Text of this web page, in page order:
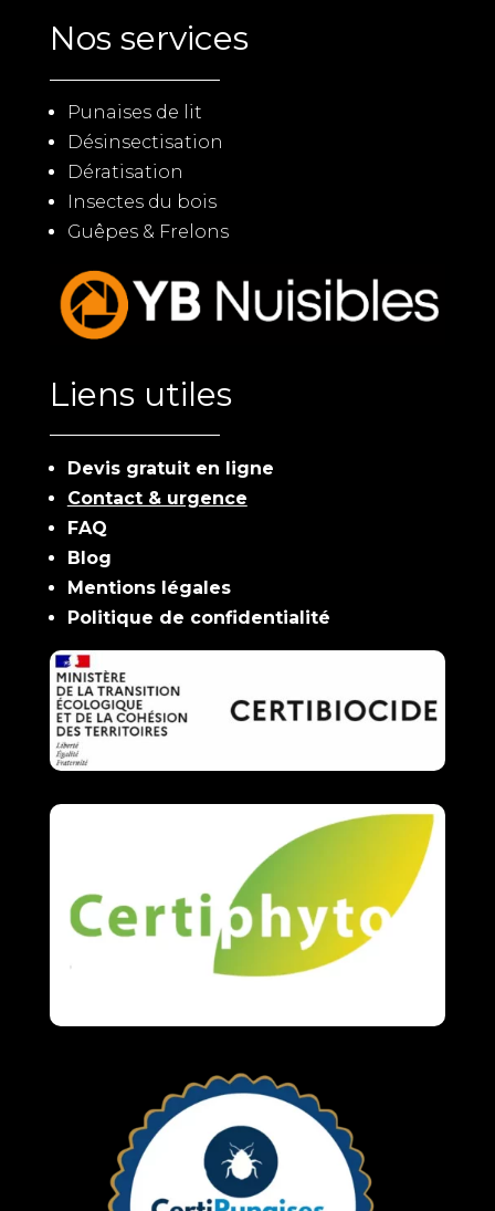
Nos services
Punaises de lit
Désinsectisation
Dératisation
Insectes du bois
Guêpes & Frelons
Liens utiles
Devis gratuit en ligne
Contact & urgence
FAQ
Blog
Mentions légales
Politique de confidentialité